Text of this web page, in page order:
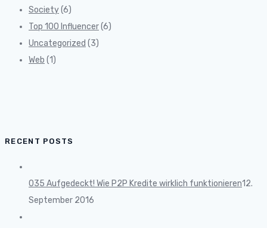
Society(6)
Top 100 Influencer(6)
Uncategorized (3)
Web (1)
RECENT POSTS
035 Aufgedeckt! Wie P2P Kredite wirklich funktionieren12.
September 2016